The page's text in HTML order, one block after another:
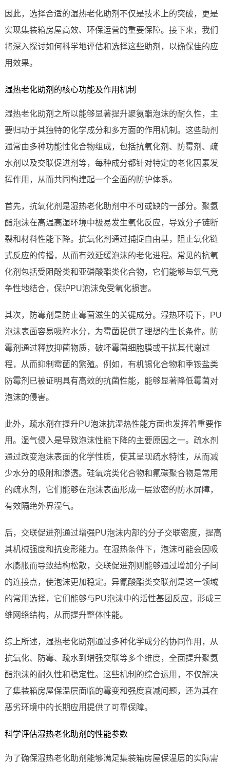
因此，选择合适的湿热老化助剂不仅是技术上的突破，更是
实现集装箱房屋高效、环保运营的重要保障。接下来，我们
将深入探讨如何科学地评估和选择这些助剂，以确保佳的应
用效果。
湿热老化助剂的核心功能及作用机制
湿热老化助剂之所以能够显著提升聚氨酯泡沫的耐久性，主
要归功于其独特的化学成分和多方面的作用机制。这些助剂
通常由多种功能性化合物组成，包括抗氧化剂、防霉剂、疏
水剂以及交联促进剂等，每种成分都针对特定的老化因素发
挥作用，从而共同构建起一个全面的防护体系。
首先，抗氧化剂是湿热老化助剂中不可或缺的一部分。聚氨
酯泡沫在高温高湿环境中极易发生氧化反应，导致分子链断
裂和材料性能下降。抗氧化剂通过捕捉自由基，阻止氧化链
式反应的传播，从而有效延缓泡沫的老化进程。常见的抗氧
化剂包括受阻酚类和亚磷酸酯类化合物，它们能够与氧气竞
争性地结合，保护PU泡沫免受氧化损害。
其次，防霉剂是防止霉菌滋生的关键成分。湿热环境下，PU
泡沫表面容易吸附水分，为霉菌提供了理想的生长条件。防
霉剂通过释放抑菌物质，破坏霉菌细胞膜或干扰其代谢过
程，从而抑制霉菌的繁殖。例如，有机锡化合物和季铵盐类
防霉剂已被证明具有高效的抗菌性能，能够显著降低霉菌对
泡沫的侵害。
此外，疏水剂在提升PU泡沫抗湿热性能方面也发挥着重要作
用。湿气侵入是导致泡沫性能下降的主要原因之一。疏水剂
通过改变泡沫表面的化学性质，使其呈现疏水特性，从而减
少水分的吸附和渗透。硅氧烷类化合物和氟碳聚合物是常用
的疏水剂，它们能够在泡沫表面形成一层致密的防水屏障，
有效隔绝外界湿气。
后，交联促进剂通过增强PU泡沫内部的分子交联密度，提高
其机械强度和抗变形能力。在湿热条件下，泡沫可能会因吸
水膨胀而导致结构松散，交联促进剂则能够通过增加分子间
的连接点，使泡沫更加稳定。异氰酸酯类交联剂是这一领域
的常用选择，它们能够与PU泡沫中的活性基团反应，形成三
维网络结构，从而提升整体性能。
综上所述，湿热老化助剂通过多种化学成分的协同作用，从
抗氧化、防霉、疏水到增强交联等多个维度，全面提升聚氨
酯泡沫的耐久性和稳定性。这些机制的综合运用，不仅解决
了集装箱房屋保温层面临的霉变和强度衰减问题，还为其在
恶劣环境中的长期应用提供了可靠保障。
科学评估湿热老化助剂的性能参数
为了确保湿热老化助剂能够满足集装箱房屋保温层的实际需